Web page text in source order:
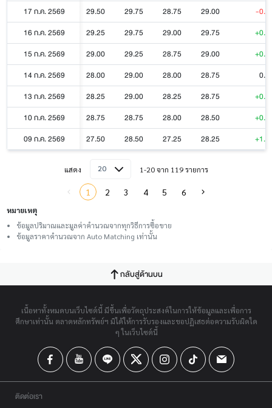
17 ก.ค. 2569
29.50 29.75 28.75 29.00
-
16 ก.ค. 2569
29.25 29.75 29.00 29.75
15 ก.ค. 2569
29.00 29.25 28.75 29.00
14 ก.ค. 2569
28.00 29.00 28.00 28.75
13 ก.ค. 2569
28.25 29.00 28.25 28.75
10 ก.ค. 2569
28.75 28.75 28.00 28.50
09 ก.ค. 2569
27.50 28.50 27.25 28.25
แสดง 20 1-20 จาก 119 รายการ
1 2 3 4 5 6
หมายเหตุ
ข้อมูลปริมาณและมูลค่าคำนวณจากทุกวิธีการซื้อขาย
ข้อมูลราคาคำนวณจาก Auto Matching เท่านั้น
กลับสู่ด้านบน
เนื้อหาทั้งหมดบนเว็บไซต์นี้ มีขึ้นเพื่อวัตถุประสงค์ในการให้ข้อมูลและเพื่อการ
ศึกษาเท่านั้น ตลาดหลักทรัพย์ฯ มิได้ให้การรับรองและขอปฏิเสธต่อความรับผิดใด
ๆ ในเว็บไซต์นี้
ติดต่อเรา